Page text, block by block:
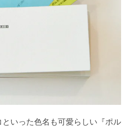
いった色名も可愛らしい『ポル